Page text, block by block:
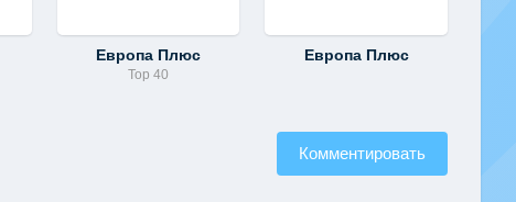
Европа Плюс
Top 40
Европа Плюс
Комментировать